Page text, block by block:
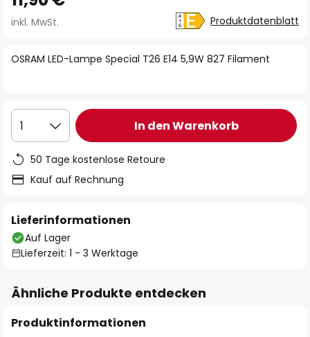
der
springen
OSRAM LED-Lampe Special T26 E14 5,9W 827 Filament
inkl. MwSt. Produktdatenblatt
1 In den Warenkorb
50 Tage kostenlose Retoure
Kauf auf Rechnung
Lieferinformationen
Auf Lager
Lieferzeit: 1 - 3 Werktage
Ähnliche Produkte entdecken
Produktinformationen